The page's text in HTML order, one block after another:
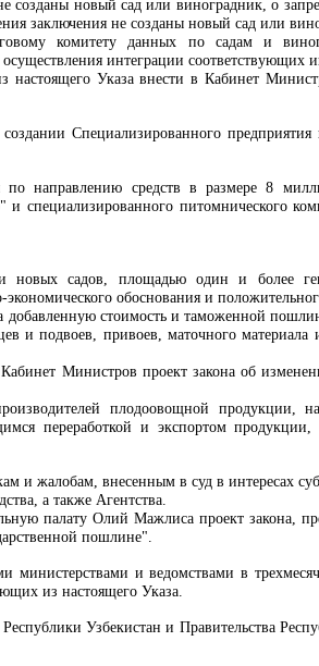
созданы новый сад или виноградник, о
заключения не созданы новый сад или
комитету данных по садам и
интеграции соответствующих
Указа внести в Кабинет
создании Специализированного
направлению средств в размере 8
специализированного питомнического
новых садов, площадью один и более
обоснования и
добавленную стоимость и таможенной
и подвоев, привоев, маточного материала
Министров проект закона об
плодоовощной продукции,
переработкой и экспортом
и жалобам, внесенным в суд в интересах
а также Агентства.
палату Олий Мажлиса проект закона,
пошлине".
министерствами и ведомствами в
из настоящего Указа.
Узбекистан и Правительства